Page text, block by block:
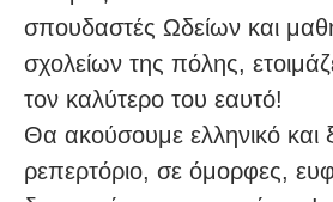
σπουδαστές Ωδείων και
σχολείων της πόλης,
τον καλύτερο του εαυτό!
Θα ακούσουμε ελληνικό και
ρεπερτόριο, σε όμορφες,